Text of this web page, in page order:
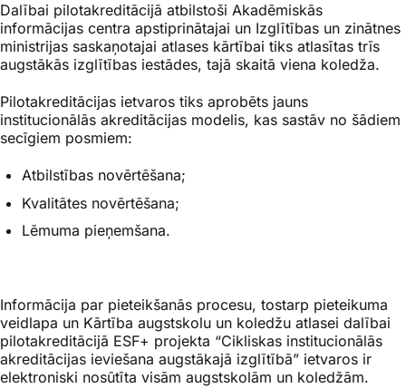
Dalībai pilotakreditācijā atbilstoši Akadēmiskās
informācijas centra apstiprinātajai un Izglītības un zinātnes
ministrijas saskaņotajai atlases kārtībai tiks atlasītas trīs
augstākās izglītības iestādes, tajā skaitā viena koledža.
Pilotakreditācijas ietvaros tiks aprobēts jauns
institucionālās akreditācijas modelis, kas sastāv no šādiem
secīgiem posmiem:
Atbilstības novērtēšana;
Kvalitātes novērtēšana;
Lēmuma pieņemšana.
Informācija par pieteikšanās procesu, tostarp pieteikuma
veidlapa un Kārtība augstskolu un koledžu atlasei dalībai
pilotakreditācijā ESF+ projekta “Cikliskas institucionālās
akreditācijas ieviešana augstākajā izglītībā” ietvaros ir
elektroniski nosūtīta visām augstskolām un koledžām.